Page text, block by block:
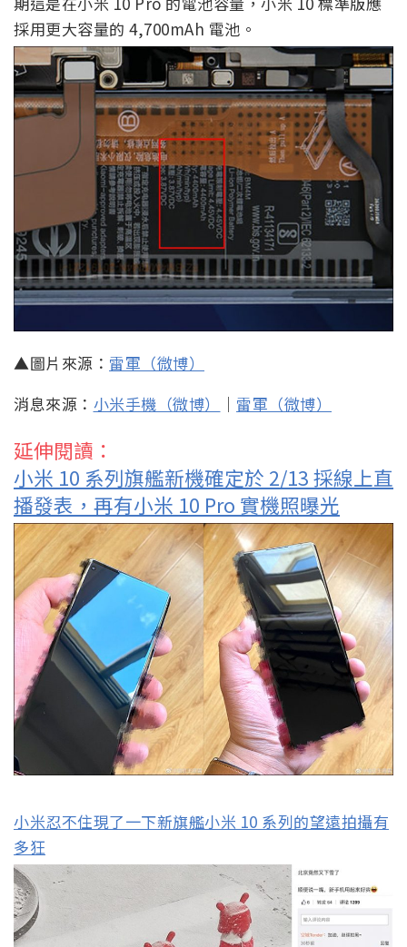
採用更大容量的 4,700mAh 電池。
▲圖片來源： 雷軍（微博）
消息來源： 小米手機（微博） ｜ 雷軍（微博）
延伸閱讀：
小米 10 系列旗艦新機確定於 2/13 採線上直
播發表，再有小米 10 Pro 實機照曝光
小米忍不住現了一下新旗艦小米 10 系列的望遠拍攝有
多狂